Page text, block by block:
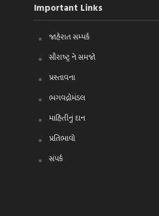
Important Links
જાહેરાત સમ્પર્ક
સૌરાષ્ટ્ર ને સમજો
પ્રસ્તાવના
ભગવદ્ગોમંડલ
માહિતીનું દાન
પ્રતિભાવો
સંપર્ક